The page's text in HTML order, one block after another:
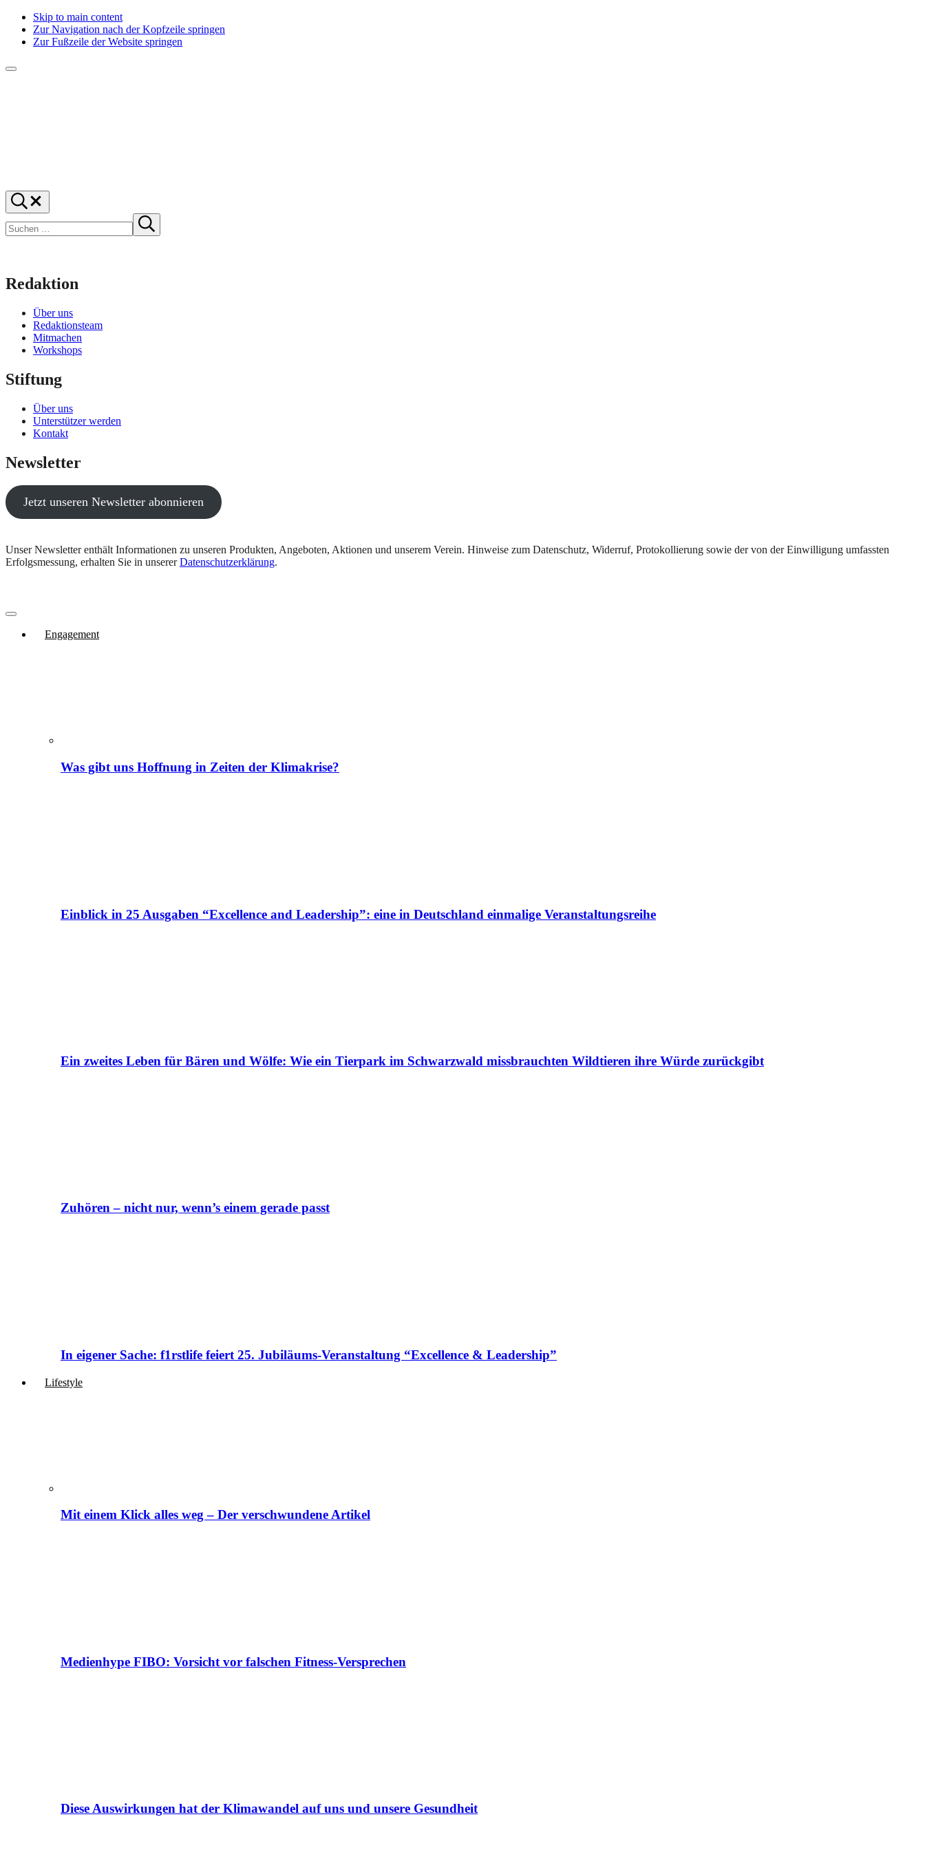
Skip to main content
Zur Navigation nach der Kopfzeile springen
Zur Fußzeile der Website springen
Menü
f1rstlife
Und
was
denkst
du?
Suchen
…
Suche
starten
Redaktion
Über uns
Redaktionsteam
Mitmachen
Workshops
Stiftung
Über uns
Unterstützer werden
Kontakt
Newsletter
Jetzt unseren Newsletter abonnieren
Unser Newsletter enthält Informationen zu unseren Produkten, Angeboten, Aktionen und unserem Verein. Hinweise zum Datenschutz, Widerruf, Protokollierung sowie der von der Einwilligung umfassten
Erfolgsmessung, erhalten Sie in unsererDatenschutzerklärung.
Engagement
Was gibt uns Hoffnung in Zeiten der Klimakrise?
Einblick in 25 Ausgaben “Excellence and Leadership”: eine in Deutschland einmalige Veranstaltungsreihe
Ein zweites Leben für Bären und Wölfe: Wie ein Tierpark im Schwarzwald missbrauchten Wildtieren ihre Würde zurückgibt
Zuhören – nicht nur, wenn’s einem gerade passt
In eigener Sache: f1rstlife feiert 25. Jubiläums-Veranstaltung “Excellence & Leadership”
Lifestyle
Mit einem Klick alles weg – Der verschwundene Artikel
Medienhype FIBO: Vorsicht vor falschen Fitness-Versprechen
Diese Auswirkungen hat der Klimawandel auf uns und unsere Gesundheit